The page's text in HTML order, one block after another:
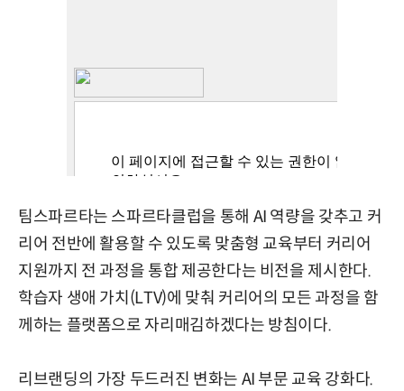
팀스파르타는 스파르타클럽을 통해 AI 역량을 갖추고 커
리어 전반에 활용할 수 있도록 맞춤형 교육부터 커리어
지원까지 전 과정을 통합 제공한다는 비전을 제시한다.
학습자 생애 가치(LTV)에 맞춰 커리어의 모든 과정을 함
께하는 플랫폼으로 자리매김하겠다는 방침이다.
리브랜딩의 가장 두드러진 변화는 AI 부문 교육 강화다.